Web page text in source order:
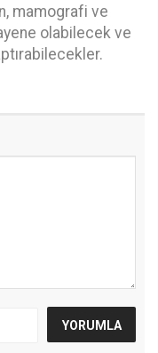
mamografi ve
olabilecek ve